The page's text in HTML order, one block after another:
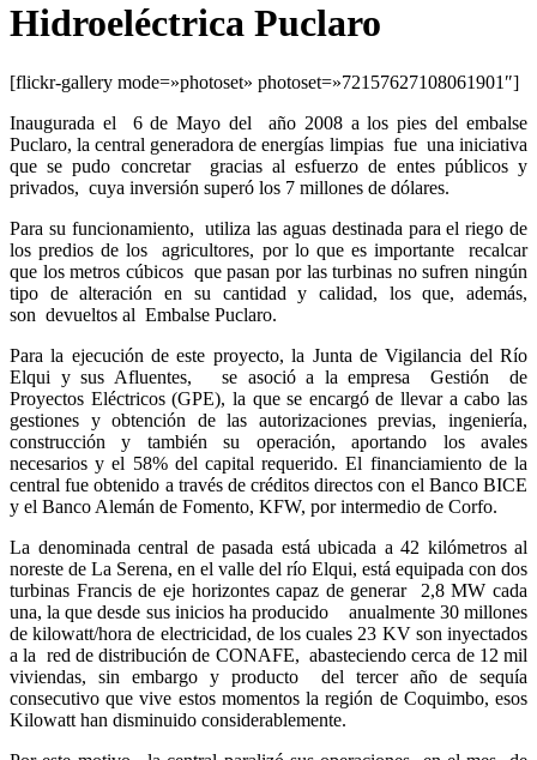
Hidroeléctrica Puclaro
[flickr-gallery mode=»photoset» photoset=»72157627108061901″]
Inaugurada el 6 de Mayo del año 2008 a los pies del embalse
Puclaro, la central generadora de energías limpias fue una iniciativa
que se pudo concretar gracias al esfuerzo de entes públicos y
privados, cuya inversión superó los 7 millones de dólares.
Para su funcionamiento, utiliza las aguas destinada para el riego de
los predios de los agricultores, por lo que es importante recalcar
que los metros cúbicos que pasan por las turbinas no sufren ningún
tipo de alteración en su cantidad y calidad, los que, además,
son devueltos al Embalse Puclaro.
Para la ejecución de este proyecto, la Junta de Vigilancia del Río
Elqui y sus Afluentes, se asoció a la empresa Gestión de
Proyectos Eléctricos (GPE), la que se encargó de llevar a cabo las
gestiones y obtención de las autorizaciones previas, ingeniería,
construcción y también su operación, aportando los avales
necesarios y el 58% del capital requerido. El financiamiento de la
central fue obtenido a través de créditos directos con el Banco BICE
y el Banco Alemán de Fomento, KFW, por intermedio de Corfo.
La denominada central de pasada está ubicada a 42 kilómetros al
noreste de La Serena, en el valle del río Elqui, está equipada con dos
turbinas Francis de eje horizontes capaz de generar 2,8 MW cada
una, la que desde sus inicios ha producido anualmente 30 millones
de kilowatt/hora de electricidad, de los cuales 23 KV son inyectados
a la red de distribución de CONAFE, abasteciendo cerca de 12 mil
viviendas, sin embargo y producto del tercer año de sequía
consecutivo que vive estos momentos la región de Coquimbo, esos
Kilowatt han disminuido considerablemente.